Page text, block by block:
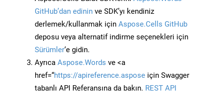
GitHub’dan edinin ve SDK’yı kendiniz
derlemek/kullanmak için Aspose.Cells GitHub
deposu veya alternatif indirme seçenekleri için
Sürümler‘e gidin.
Ayrıca Aspose.Words ve <a
href=“https://apireference.aspose için Swagger
tabanlı API Referansına da bakın. REST API